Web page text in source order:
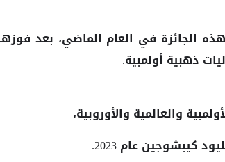
والعالمية والأوروبية،